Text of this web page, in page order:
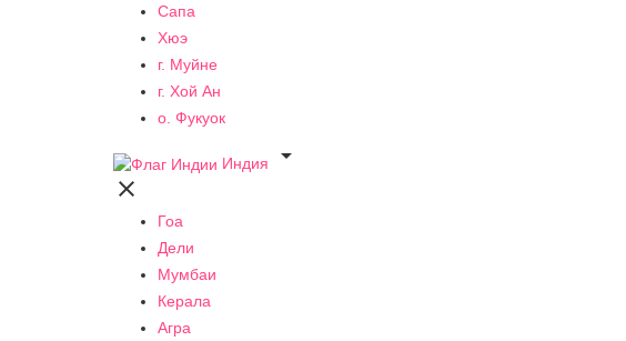
Сапа
Хюэ
г. Муйне
г. Хой Ан
о. Фукуок
Индия


Гоа
Дели
Мумбаи
Керала
Агра